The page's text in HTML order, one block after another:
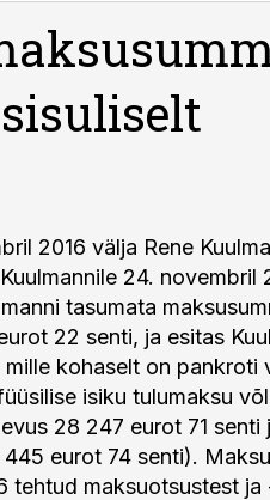
2016 välja Rene
24. novembril­
tasumata
22 senti, ja esitas
kohaselt on pankroti
isiku tulumaksu
28 247 eurot 71 senti
eurot 74 senti).
tehtud maksuotsustest